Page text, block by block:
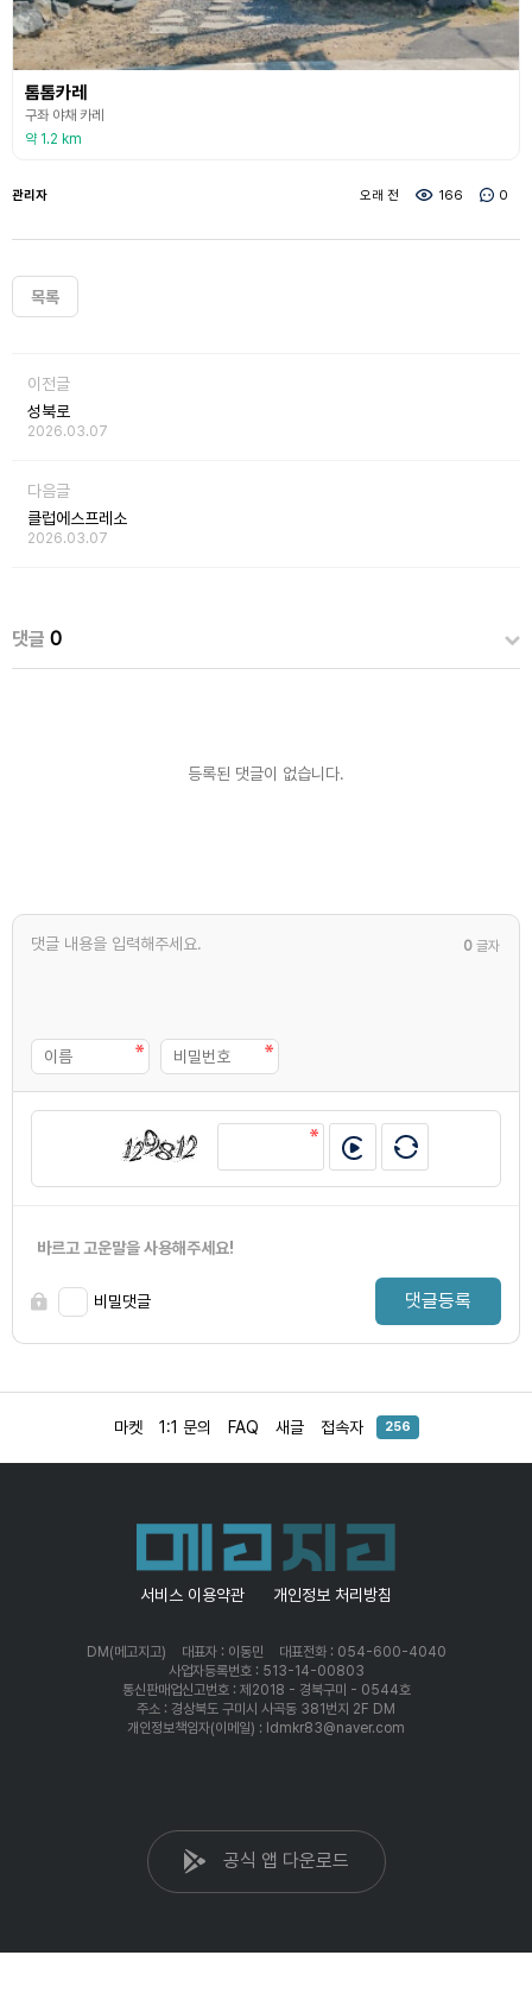
톰톰카레
구좌 야채 카레
약 1.2 km
관리자 오래 전 166 0
목록
이전글
성북로
2026.03.07
다음글
클럽에스프레소
2026.03.07
댓글 0
등록된 댓글이 없습니다.
0 글자
바르고 고운말을 사용해주세요!
비밀댓글 댓글등록
마켓 1:1 문의 FAQ 새글 접속자 256
서비스 이용약관 개인정보 처리방침
DM(메고지고) 대표자 : 이동민
대표전화 : 054-600-4040
사업자등록번호 : 513-14-00803
통신판매업신고번호 : 제2018 - 경북구미 - 0544호
주소 : 경상북도 구미시 사곡동 381번지 2F DM
개인정보책임자(이메일) : ldmkr83@naver.com
공식 앱 다운로드